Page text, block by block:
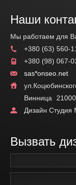
Наши
Мы работаем для
+380 (63) 560-
+380 (98) 067-
sas*onseo.net
Винница
21000
Дизайн Студия
Вызвать